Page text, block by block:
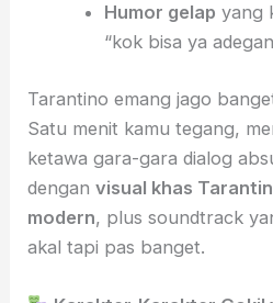
Humor gelap yang
“kok bisa ya
Tarantino emang jago
Satu menit kamu tegang,
ketawa gara-gara dialog
denganvisual khas
modern, plus soundtrack
akal tapi pas banget.